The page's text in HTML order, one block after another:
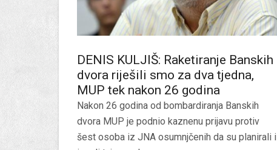
DENIS KULJIŠ: Raketiranje Banskih
dvora riješili smo za dva tjedna,
MUP tek nakon 26 godina
Nakon 26 godina od bombardiranja Banskih
dvora MUP je podnio kaznenu prijavu protiv
šest osoba iz JNA osumnjčenih da su planirali i